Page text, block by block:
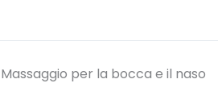
Massaggio per la bocca e il naso